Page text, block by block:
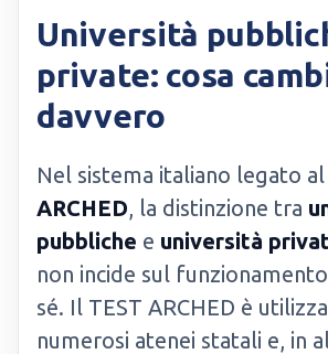
Università
private: cosa
davvero
Nel sistema italiano legato al
ARCHED, la distinzione tra
pubbliche e università
non incide sul
sé. Il TEST ARCHED è
numerosi atenei statali e, in